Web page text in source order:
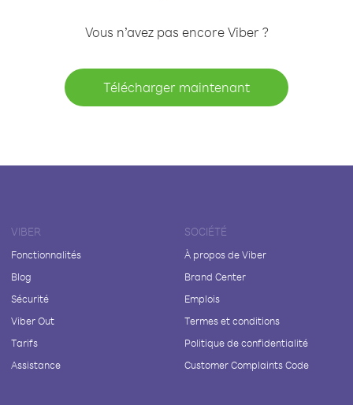
Vous n’avez pas encore Viber ?
Télécharger maintenant
VIBER
Fonctionnalités
Blog
Sécurité
Viber Out
Tarifs
Assistance
SOCIÉTÉ
À propos de Viber
Brand Center
Emplois
Termes et conditions
Politique de confidentialité
Customer Complaints Code